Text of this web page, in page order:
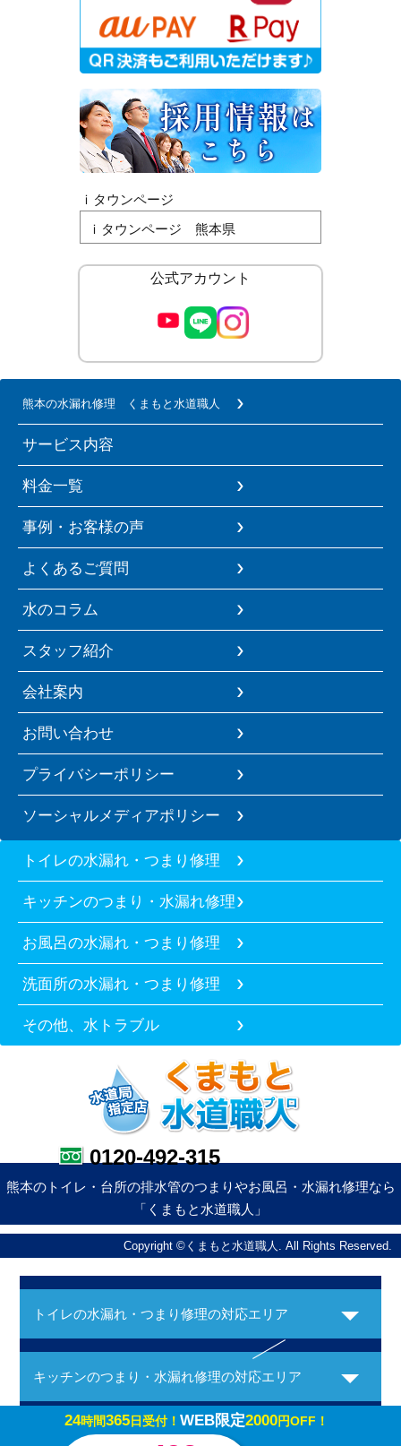
ｉタウンページ
ｉタウンページ 熊本県
公式アカウント
熊本の水漏れ修理 くまもと水道職人
サービス内容
料金一覧
事例・お客様の声
よくあるご質問
水のコラム
スタッフ紹介
会社案内
お問い合わせ
プライバシーポリシー
ソーシャルメディアポリシー
トイレの水漏れ・つまり修理
キッチンのつまり・水漏れ修理
お風呂の水漏れ・つまり修理
洗面所の水漏れ・つまり修理
その他、水トラブル
0120-492-315
熊本のトイレ・台所の排水管のつまりやお風呂・水漏れ修理なら
「くまもと水道職人」
Copyright ©くまもと水道職人. All Rights Reserved.
トイレの水漏れ・つまり修理の対応エリア
キッチンのつまり・水漏れ修理の対応エリア
お風呂の水漏れ・つまり修理の対応エリア
24時間365日受付！ WEB限定2000円OFF！